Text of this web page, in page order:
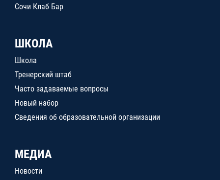
Сочи Клаб Бар
ШКОЛА
Школа
Тренерский штаб
Часто задаваемые вопросы
Новый набор
Сведения об образовательной организации
МЕДИА
Новости